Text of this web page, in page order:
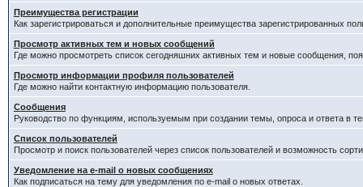
Преимущества регистрации
Как зарегистрироваться и дополнительные преимущества зарегистрированных
Просмотр активных тем и новых сообщений
Где можно просмотреть список сегодняшних активных тем и новые сообщения,
Просмотр информации профиля пользователей
Где можно найти контактную информацию пользователя.
Сообщения
Руководство по функциям, используемым при создании темы, опроса и ответа в
Список пользователей
Просмотр и поиск пользователей через список пользователей и возможность
Уведомление на e-mail о новых сообщениях
Как подписаться на тему для уведомления по e-mail о новых ответах.